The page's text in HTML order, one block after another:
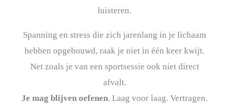
luisteren.
Spanning en stress die zich jarenlang in je lichaam
hebben opgebouwd, raak je niet in één keer kwijt.
Net zoals je van een sportsessie ook niet direct
afvalt.
Je mag blijven oefenen. Laag voor laag. Vertragen.